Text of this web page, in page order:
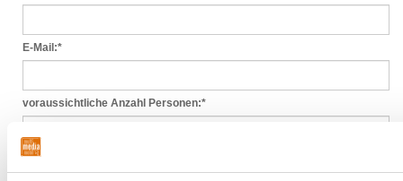
E-Mail:*
voraussichtliche Anzahl Personen:*